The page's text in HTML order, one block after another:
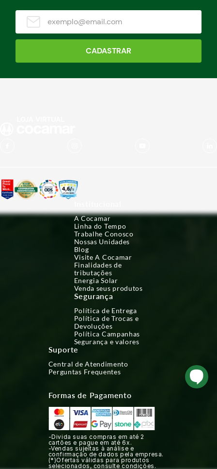
CADASTRAR
A Cocamar
Linha do Tempo
Trabalhe Conosco
Nossas Unidades
Blog
Visite A Cocamar
Finalidades de
tributações
Energia Solar
Venda seus produtos
Segurança
Política de Entrega
Política de Trocas e
Devoluções
Política Campanhas
Segurança e valores
Suporte
Central de Atendimento
Perguntas Frequentes
Formas de Pagamento
-Divida suas compras em até 2
cartões e pague em até 6x.
-Vendas sujeitas à análise e
confirmação de dados pela empresa.
(*)Ofertas válidas para produtos
selecionados, consulte condições.